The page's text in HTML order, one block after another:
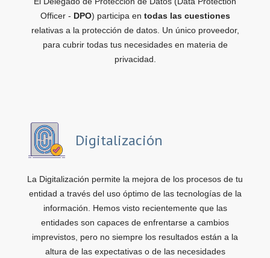
Officer - DPO) participa en todas las cuestiones
relativas a la protección de datos. Un único proveedor,
para cubrir todas tus necesidades en materia de
privacidad.
Digitalización
La Digitalización permite la mejora de los procesos de tu
entidad a través del uso óptimo de las tecnologías de la
información. Hemos visto recientemente que las
entidades son capaces de enfrentarse a cambios
imprevistos, pero no siempre los resultados están a la
altura de las expectativas o de las necesidades